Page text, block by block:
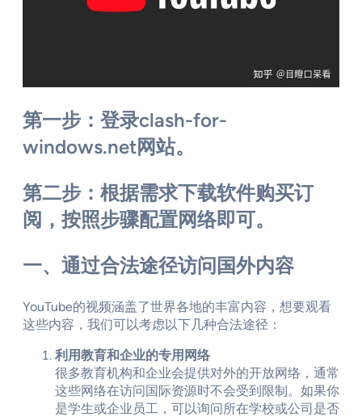
第一步：登录clash-for-
windows.net网站。
第二步：根据需求下载软件购买订
阅，按照步骤配置网络即可。
一、通过合法途径访问国外内容
YouTube的视频涵盖了世界各地的丰富内容，想要观看
这些内容，我们可以考虑以下几种合法途径：
利用教育和企业的专用网络
很多教育机构和企业会提供对外的开放网络，通常
这些网络在访问国际资源时不会受到限制。如果你
是学生或企业员工，可以询问所在学校或公司是否